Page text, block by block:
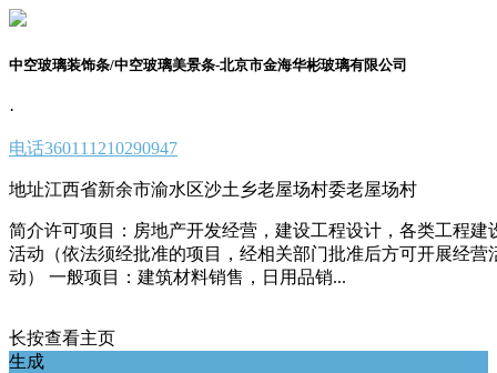
中空玻璃装饰条/中空玻璃美景条-北京市金海华彬玻璃有限公司
·
电话360111210290947
地址江西省新余市渝水区沙土乡老屋场村委老屋场村
简介许可项目：房地产开发经营，建设工程设计，各类工程建
活动（依法须经批准的项目，经相关部门批准后方可开展经营
动） 一般项目：建筑材料销售，日用品销...
长按查看主页
生成